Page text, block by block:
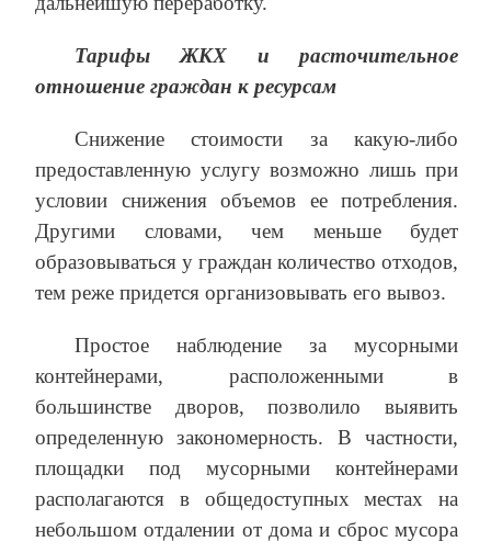
Тарифы ЖКХ и расточительное
отношение граждан к ресурсам
Снижение стоимости за какую-либо
предоставленную услугу возможно лишь при
условии снижения объемов ее потребления.
Другими словами, чем меньше будет
образовываться у граждан количество отходов,
тем реже придется организовывать его вывоз.
Простое наблюдение за мусорными
контейнерами, расположенными в
большинстве дворов, позволило выявить
определенную закономерность. В частности,
площадки под мусорными контейнерами
располагаются в общедоступных местах на
небольшом отдалении от дома и сброс мусора